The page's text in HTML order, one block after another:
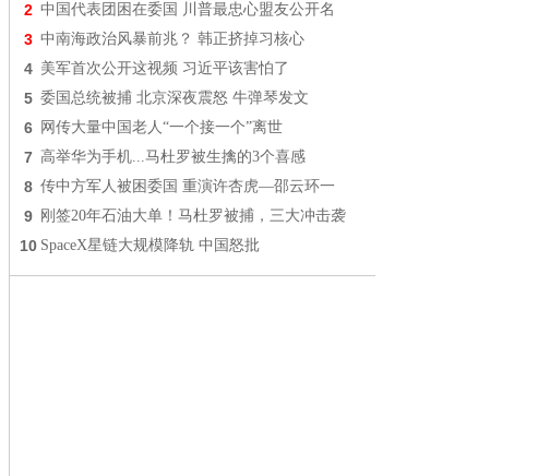
2 中国代表团困在委国 川普最忠心盟友公开名
3 中南海政治风暴前兆？ 韩正挤掉习核心
4 美军首次公开这视频 习近平该害怕了
5 委国总统被捕 北京深夜震怒 牛弹琴发文
6 网传大量中国老人“一个接一个”离世
7 高举华为手机...马杜罗被生擒的3个喜感
8 传中方军人被困委国 重演许杏虎—邵云环一
9 刚签20年石油大单！马杜罗被捕，三大冲击袭
10 SpaceX星链大规模降轨 中国怒批